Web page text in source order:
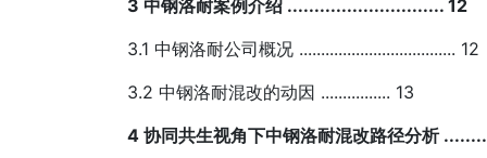
3 中钢洛耐案例介绍 ............................. 12
3.1 中钢洛耐公司概况 .................................... 12
3.2 中钢洛耐混改的动因 ................ 13
4 协同共生视角下中钢洛耐混改路径分析